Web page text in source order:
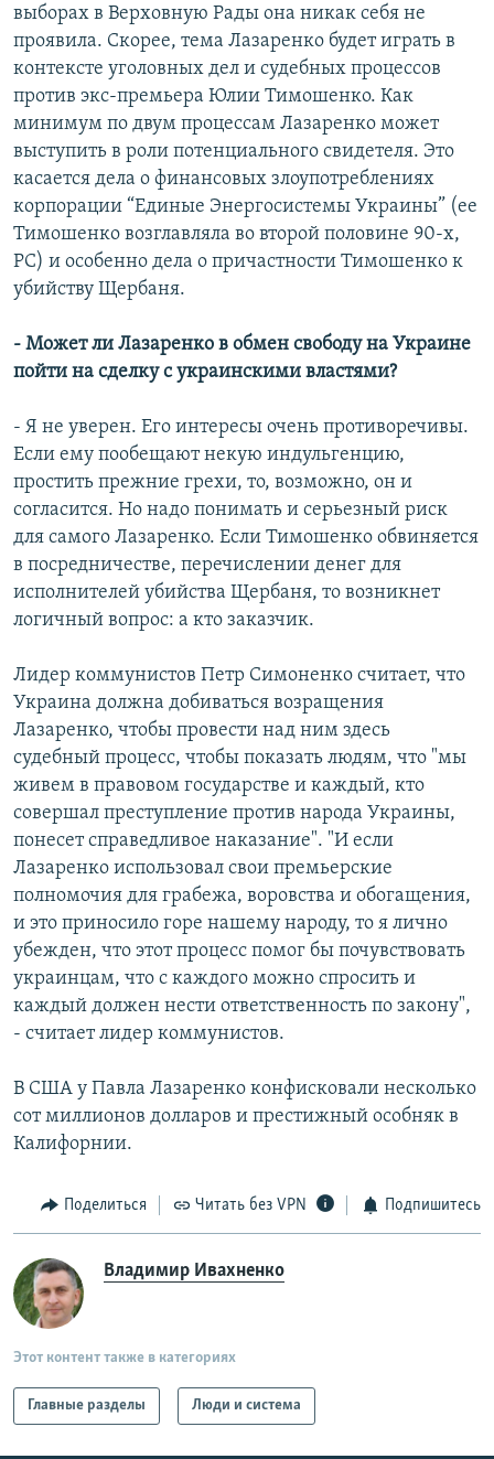
выборах в Верховную Рады она никак себя не
проявила. Скорее, тема Лазаренко будет играть в
контексте уголовных дел и судебных процессов
против экс-премьера Юлии Тимошенко. Как
минимум по двум процессам Лазаренко может
выступить в роли потенциального свидетеля. Это
касается дела о финансовых злоупотреблениях
корпорации “Единые Энергосистемы Украины” (ее
Тимошенко возглавляла во второй половине 90-х,
РС) и особенно дела о причастности Тимошенко к
убийству Щербаня.
- Может ли Лазаренко в обмен свободу на Украине
пойти на сделку с украинскими властями?
- Я не уверен. Его интересы очень противоречивы.
Если ему пообещают некую индульгенцию,
простить прежние грехи, то, возможно, он и
согласится. Но надо понимать и серьезный риск
для самого Лазаренко. Если Тимошенко обвиняется
в посредничестве, перечислении денег для
исполнителей убийства Щербаня, то возникнет
логичный вопрос: а кто заказчик.
Лидер коммунистов Петр Симоненко считает, что
Украина должна добиваться возращения
Лазаренко, чтобы провести над ним здесь
судебный процесс, чтобы показать людям, что "мы
живем в правовом государстве и каждый, кто
совершал преступление против народа Украины,
понесет справедливое наказание". "И если
Лазаренко использовал свои премьерские
полномочия для грабежа, воровства и обогащения,
и это приносило горе нашему народу, то я лично
убежден, что этот процесс помог бы почувствовать
украинцам, что с каждого можно спросить и
каждый должен нести ответственность по закону",
- считает лидер коммунистов.
В США у Павла Лазаренко конфисковали несколько
сот миллионов долларов и престижный особняк в
Калифорнии.
Поделиться Читать без VPN Подпишитесь
Владимир Ивахненко
Этот контент также в категориях
Главные разделы Люди и система